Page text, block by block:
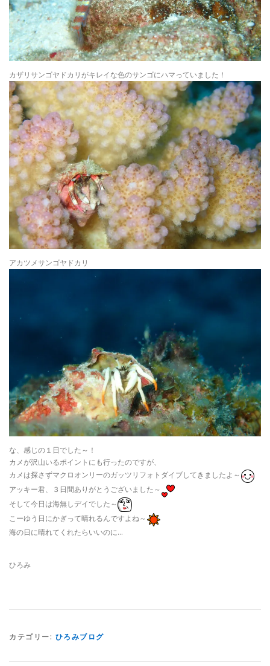
カザリサンゴヤドカリがキレイな色のサンゴにハマっていました！
アカツメサンゴヤドカリ
な、感じの１日でした～！
カメが沢山いるポイントにも行ったのですが、
カメは探さずマクロオンリーのガッツリフォトダイブしてきましたよ～
アッキー君、３日間ありがとうございました～
そして今日は海無しデイでした～
こーゆう日にかぎって晴れるんですよね～
海の日に晴れてくれたらいいのに…
ひろみ
カテゴリー: ひろみブログ